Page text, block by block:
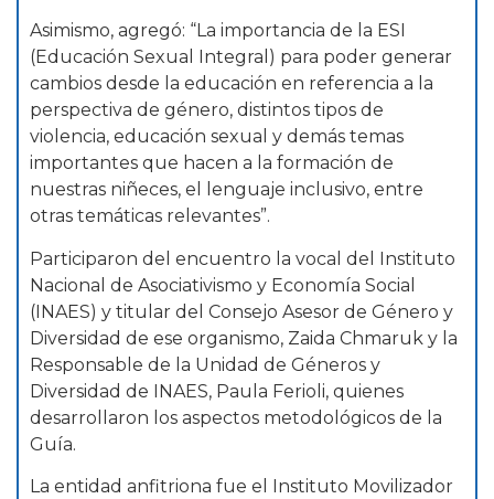
Asimismo, agregó: “La importancia de la ESI
(Educación Sexual Integral) para poder generar
cambios desde la educación en referencia a la
perspectiva de género, distintos tipos de
violencia, educación sexual y demás temas
importantes que hacen a la formación de
nuestras niñeces, el lenguaje inclusivo, entre
otras temáticas relevantes”.
Participaron del encuentro la vocal del Instituto
Nacional de Asociativismo y Economía Social
(INAES) y titular del Consejo Asesor de Género y
Diversidad de ese organismo, Zaida Chmaruk y la
Responsable de la Unidad de Géneros y
Diversidad de INAES, Paula Ferioli, quienes
desarrollaron los aspectos metodológicos de la
Guía.
La entidad anfitriona fue el Instituto Movilizador